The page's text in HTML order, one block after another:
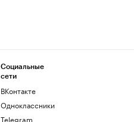
Социальные
сети
ВКонтакте
Одноклассники
Telegram